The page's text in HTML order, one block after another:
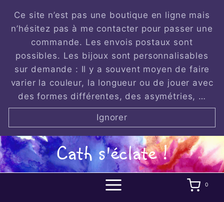
content
Ce site n’est pas une boutique en ligne mais
n’hésitez pas à me contacter pour passer une
commande. Les envois postaux sont
possibles. Les bijoux sont personnalisables
sur demande : Il y a souvent moyen de faire
varier la couleur, la longueur ou de jouer avec
des formes différentes, des asymétries, …
Ignorer
Cath s'éclate !
0